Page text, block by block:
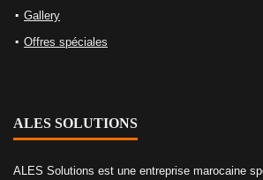
Gallery
Offres spéciales
ALES SOLUTIONS
ALES Solutions est une entreprise marocaine